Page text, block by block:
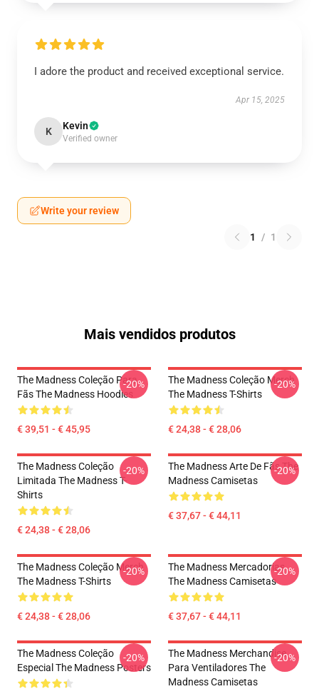
I adore the product and received exceptional service.
Apr 15, 2025
K Kevin
Verified owner
Write your review
1 / 1
Mais vendidos produtos
The Madness Coleção Para
Fãs The Madness Hoodies
€ 39,51 - € 45,95
-20%
The Madness Coleção Merch
The Madness T-Shirts
€ 24,38 - € 28,06
-20%
The Madness Coleção
Limitada The Madness T-
Shirts
€ 24,38 - € 28,06
-20%
The Madness Arte De Fãs The
Madness Camisetas
€ 37,67 - € 44,11
-20%
The Madness Coleção Merch
The Madness T-Shirts
€ 24,38 - € 28,06
-20%
The Madness Mercadorias
The Madness Camisetas
€ 37,67 - € 44,11
-20%
The Madness Coleção
Especial The Madness Posters
-20%
The Madness Merchandise
Para Ventiladores The
Madness Camisetas
-20%